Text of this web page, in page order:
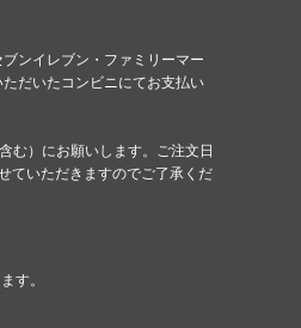
ンイレブン・ファミリーマー
だいたコンビニにてお支払い
む）にお願いします。ご注文日
ていただきますのでご了承くだ
す。